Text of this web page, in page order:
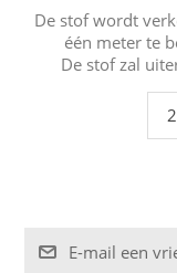
De stof wordt
één meter te
De stof zal